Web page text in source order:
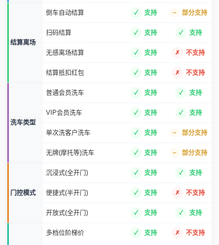
结算离场
倒车自动结算 支持 部分支持
扫码结算 支持 支持
无感离场结算 支持 不支持
结算抵扣红包 支持 不支持
洗车类型
普通会员洗车 支持 支持
VIP会员洗车 支持 支持
单次洗客户洗车 支持 部分支持
无牌(摩托等)洗车 支持 部分支持
门控模式
沉浸式(全开门) 支持 支持
便捷式(半开门) 支持 不支持
开放式(全开门) 支持 支持
多档位阶梯价 支持 不支持